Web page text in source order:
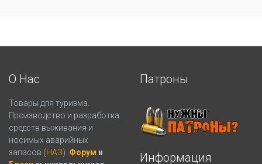
О Нас
Товары для туризма.
Производство и разработка
средств выживания и
носимых аварийных
запасов (НАЗ). Форум и
Патроны
Информация